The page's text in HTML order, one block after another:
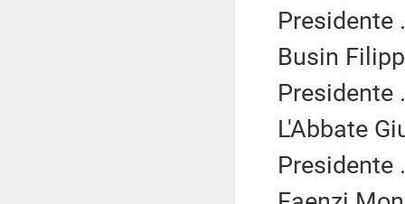
Presidente
Busin
Presidente
L'Abbate
Presidente